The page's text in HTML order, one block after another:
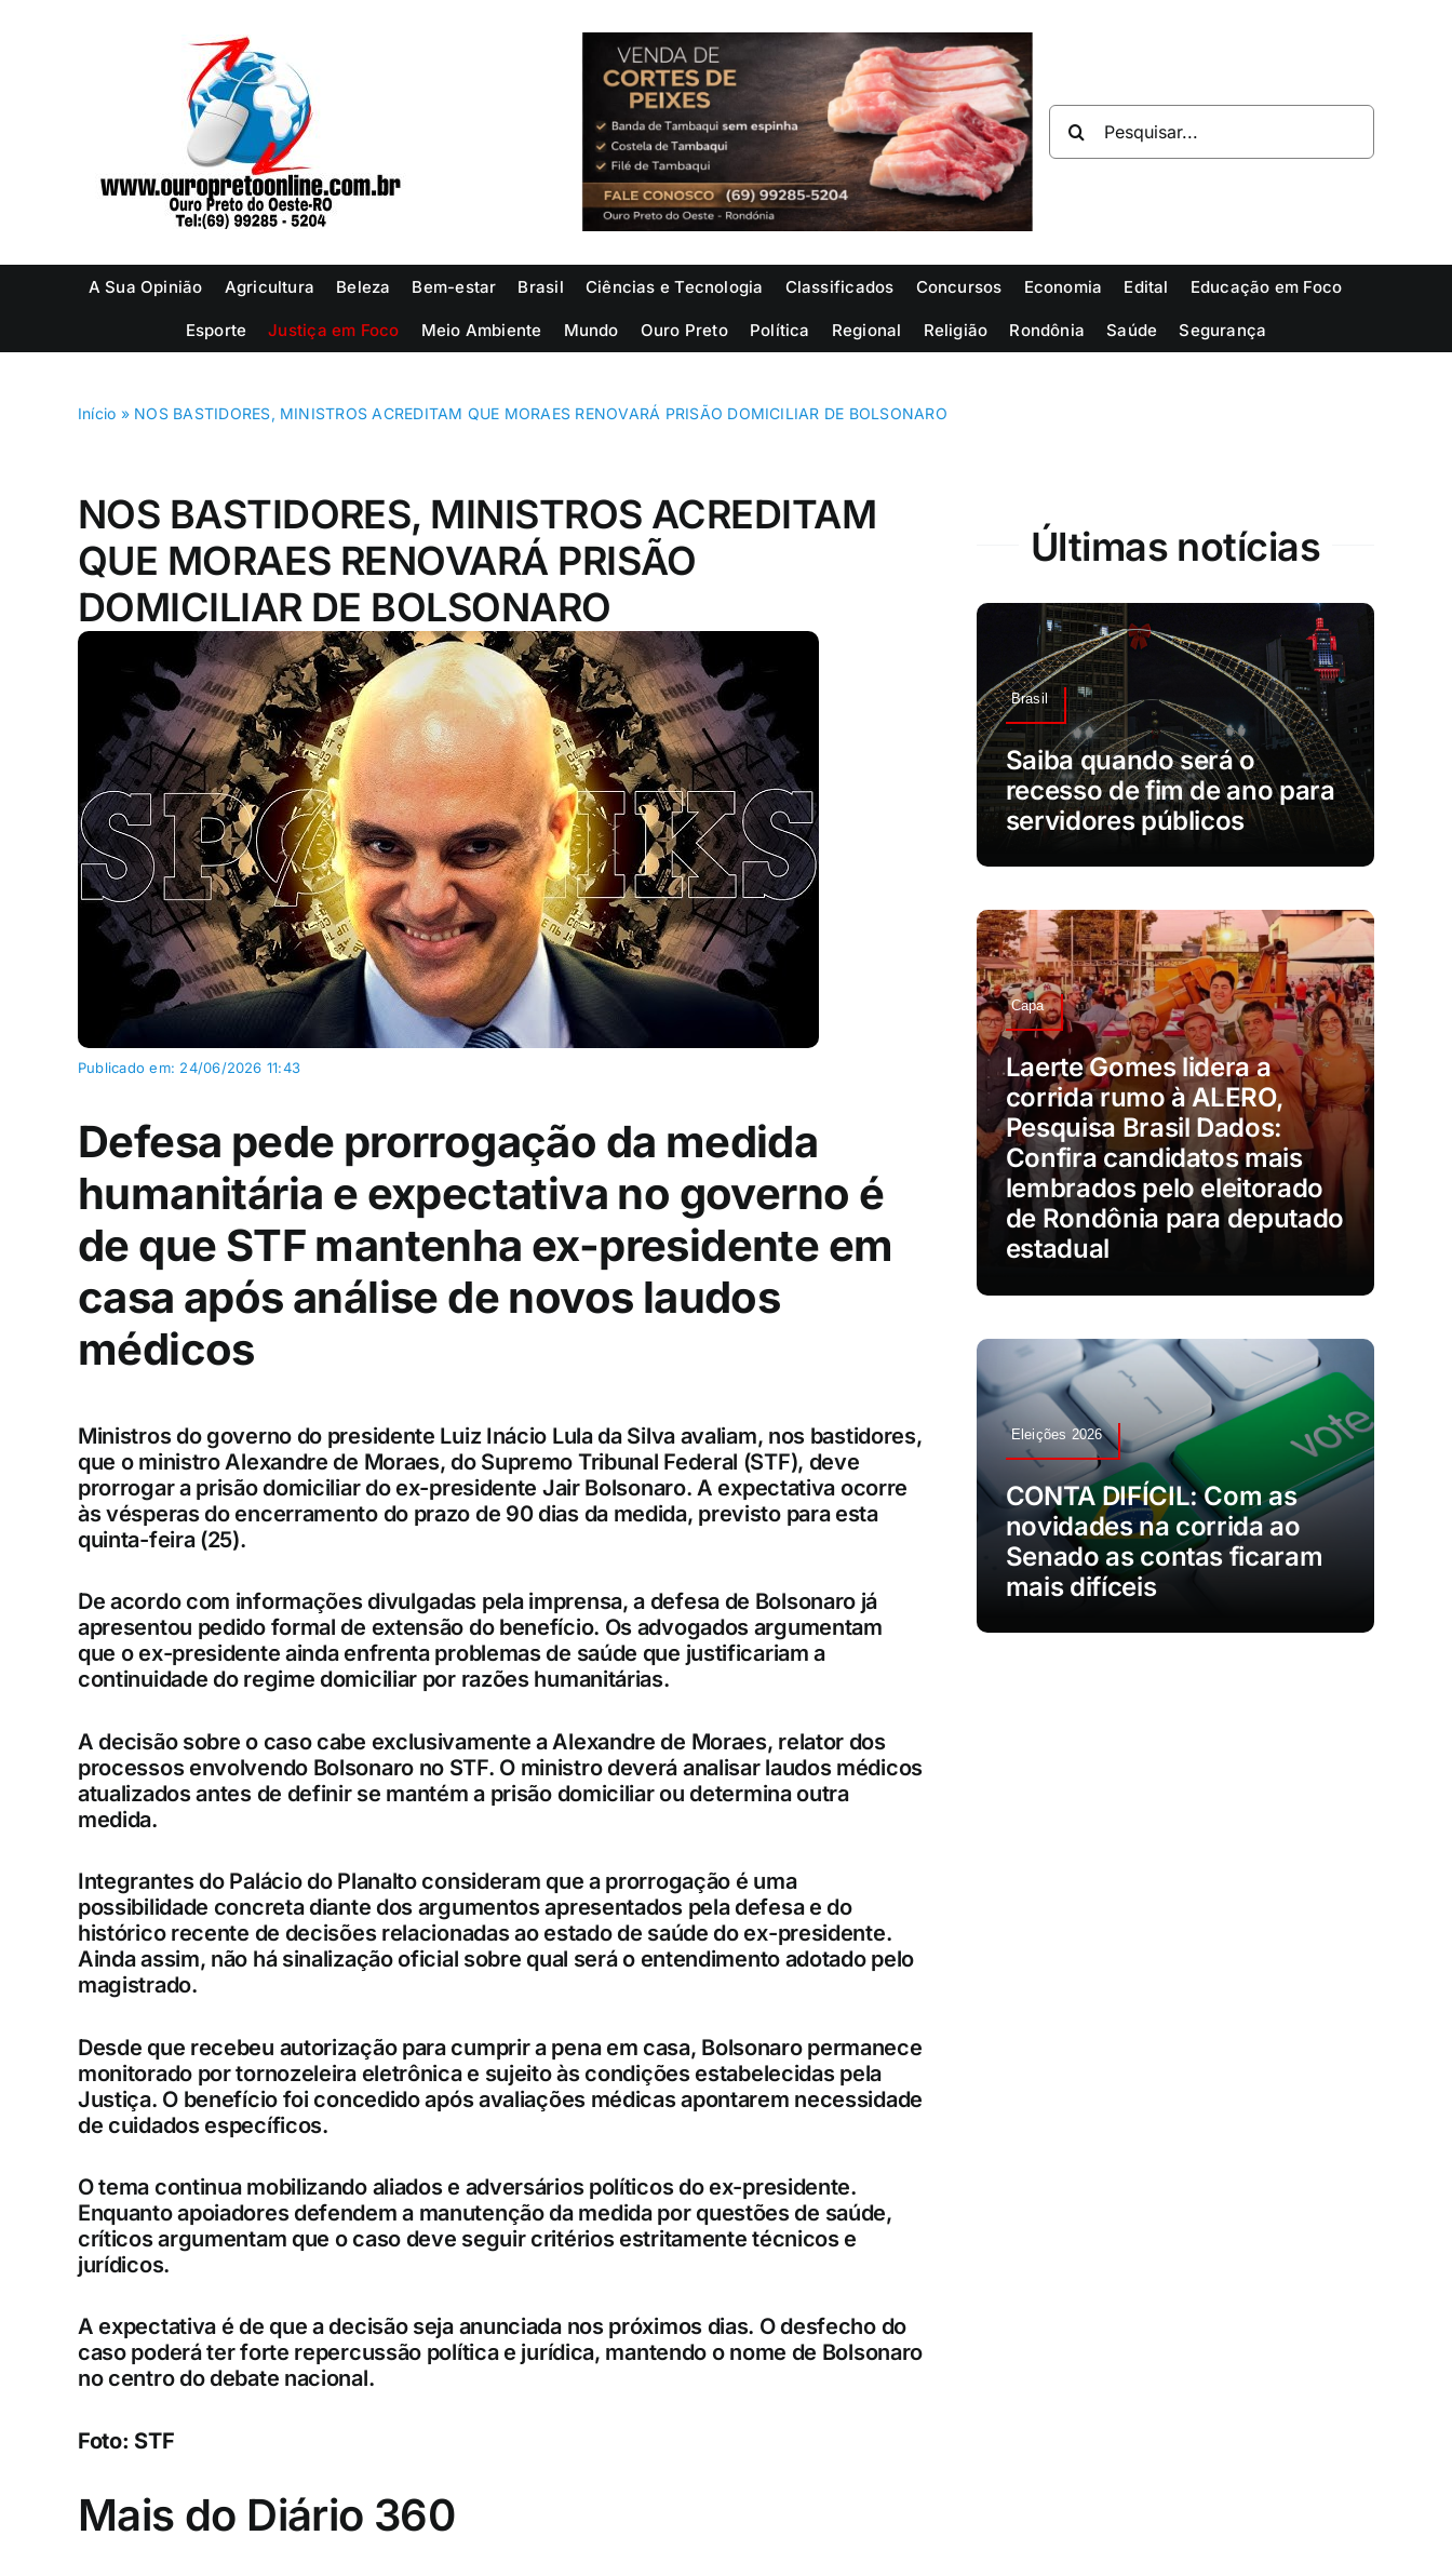
resultados
A Sua Opinião Agricultura Beleza Bem-estar Brasil Ciências e Tecnologia Classificados Concursos Economia Edital Educação em Foco
Esporte Justiça em Foco Meio Ambiente Mundo Ouro Preto Política Regional Religião Rondônia Saúde Segurança
Início » NOS BASTIDORES, MINISTROS ACREDITAM QUE MORAES RENOVARÁ PRISÃO DOMICILIAR DE BOLSONARO
NOS BASTIDORES, MINISTROS ACREDITAM
QUE MORAES RENOVARÁ PRISÃO
DOMICILIAR DE BOLSONARO
Publicado em: 24/06/2026 11:43
Defesa pede prorrogação da medida
humanitária e expectativa no governo é
de que STF mantenha ex-presidente em
casa após análise de novos laudos
médicos
Ministros do governo do presidente Luiz Inácio Lula da Silva avaliam, nos bastidores,
que o ministro Alexandre de Moraes, do Supremo Tribunal Federal (STF), deve
prorrogar a prisão domiciliar do ex-presidente Jair Bolsonaro. A expectativa ocorre
às vésperas do encerramento do prazo de 90 dias da medida, previsto para esta
quinta-feira (25).
De acordo com informações divulgadas pela imprensa, a defesa de Bolsonaro já
apresentou pedido formal de extensão do benefício. Os advogados argumentam
que o ex-presidente ainda enfrenta problemas de saúde que justificariam a
continuidade do regime domiciliar por razões humanitárias.
A decisão sobre o caso cabe exclusivamente a Alexandre de Moraes, relator dos
processos envolvendo Bolsonaro no STF. O ministro deverá analisar laudos médicos
atualizados antes de definir se mantém a prisão domiciliar ou determina outra
medida.
Integrantes do Palácio do Planalto consideram que a prorrogação é uma
possibilidade concreta diante dos argumentos apresentados pela defesa e do
histórico recente de decisões relacionadas ao estado de saúde do ex-presidente.
Ainda assim, não há sinalização oficial sobre qual será o entendimento adotado pelo
magistrado.
Desde que recebeu autorização para cumprir a pena em casa, Bolsonaro permanece
monitorado por tornozeleira eletrônica e sujeito às condições estabelecidas pela
Justiça. O benefício foi concedido após avaliações médicas apontarem necessidade
de cuidados específicos.
O tema continua mobilizando aliados e adversários políticos do ex-presidente.
Enquanto apoiadores defendem a manutenção da medida por questões de saúde,
críticos argumentam que o caso deve seguir critérios estritamente técnicos e
jurídicos.
A expectativa é de que a decisão seja anunciada nos próximos dias. O desfecho do
caso poderá ter forte repercussão política e jurídica, mantendo o nome de Bolsonaro
no centro do debate nacional.
Foto: STF
Mais do Diário 360
Últimas notícias
Brasil
Saiba quando será o
recesso de fim de ano para
servidores públicos
Capa
Laerte Gomes lidera a
corrida rumo à ALERO,
Pesquisa Brasil Dados:
Confira candidatos mais
lembrados pelo eleitorado
de Rondônia para deputado
estadual
Eleições 2026
CONTA DIFÍCIL: Com as
novidades na corrida ao
Senado as contas ficaram
mais difíceis